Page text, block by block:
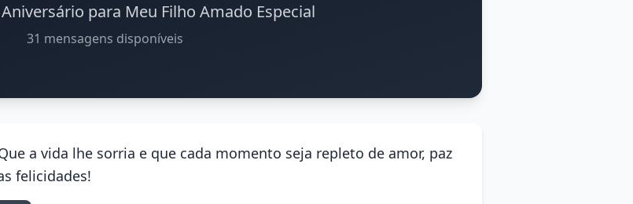
para Meu Filho Amado Especial
31 mensagens disponíveis
a vida lhe sorria e que cada momento seja repleto de amor, paz
felicidades!